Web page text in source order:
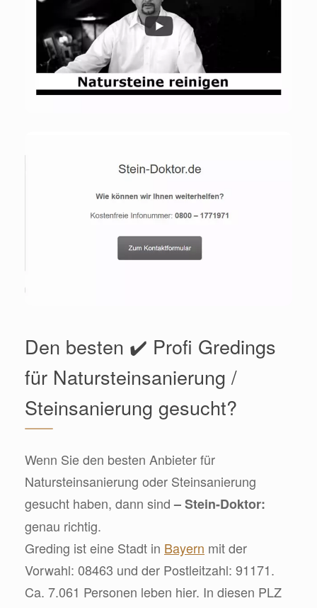
Den besten ✔️ Profi Gredings
für Natursteinsanierung /
Steinsanierung gesucht?
Wenn Sie den besten Anbieter für
Natursteinsanierung oder Steinsanierung
gesucht haben, dann sind– Stein-Doktor:
genau richtig.
Greding ist eine Stadt in Bayern mit der
Vorwahl: 08463 und der Postleitzahl: 91171.
Ca. 7.061 Personen leben hier. In diesen PLZ